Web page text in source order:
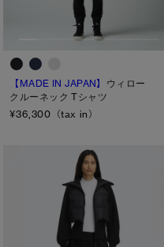
【MADE IN JAPAN】 ウィロー
クルーネック Tシャツ
¥36,300（tax in）